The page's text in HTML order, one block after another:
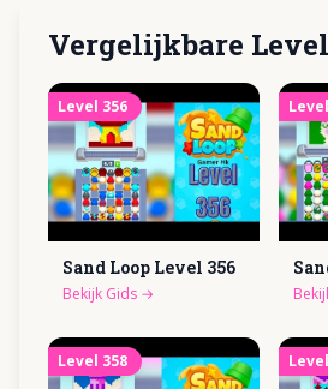
Vergelijkbare
Level 356
Sand Loop Level 356
Bekijk Gids →
Level
Level 358 Level